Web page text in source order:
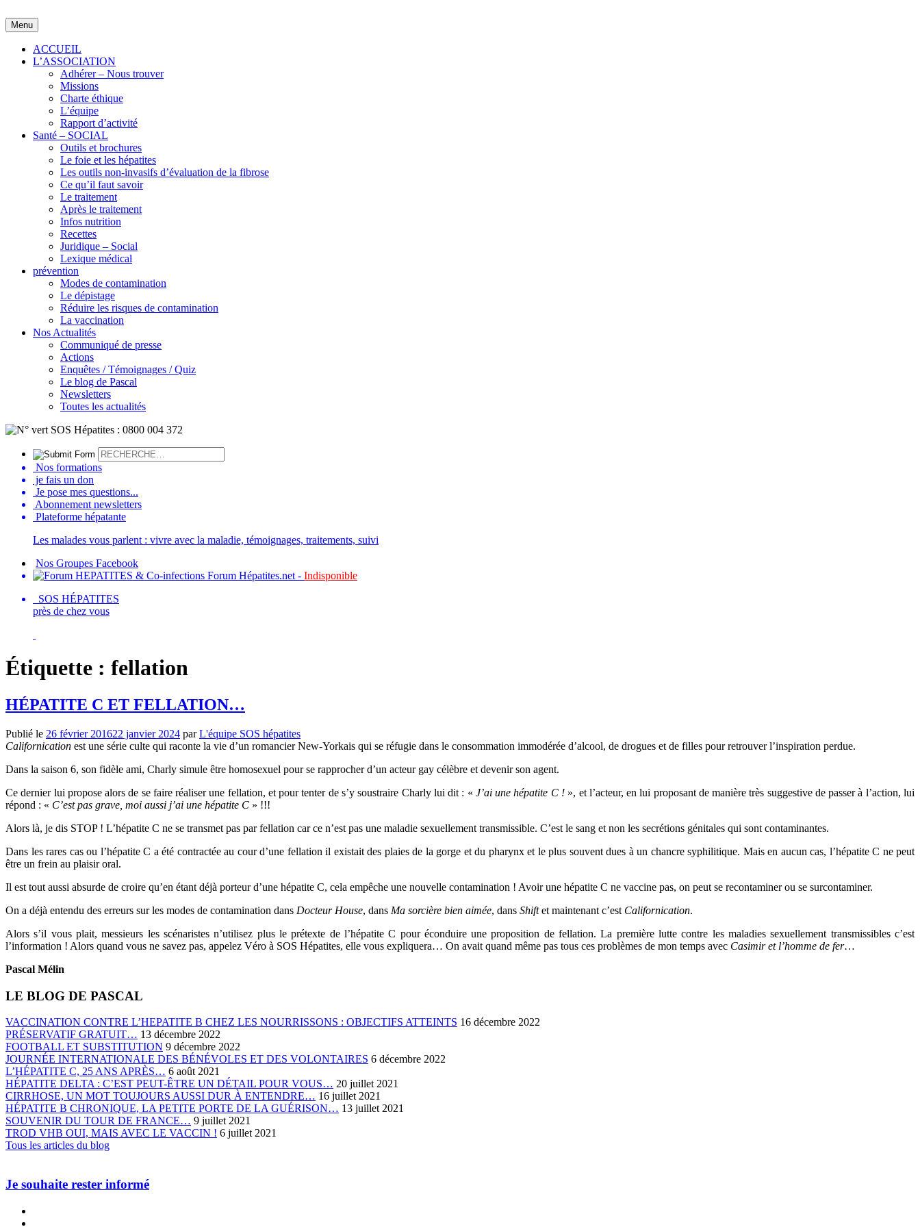
to
content
Menu
ACCUEIL
L’ASSOCIATION
Adhérer – Nous trouver
Missions
Charte éthique
L’équipe
Rapport d’activité
Santé – SOCIAL
Outils et brochures
Le foie et les hépatites
Les outils non-invasifs d’évaluation de la fibrose
Ce qu’il faut savoir
Le traitement
Après le traitement
Infos nutrition
Recettes
Juridique – Social
Lexique médical
prévention
Modes de contamination
Le dépistage
Réduire les risques de contamination
La vaccination
Nos Actualités
Communiqué de presse
Actions
Enquêtes / Témoignages / Quiz
Le blog de Pascal
Newsletters
Toutes les actualités
Nos formations
je fais un don
Je pose mes questions...
Abonnement newsletters
Plateforme hépatante
Les malades vous parlent : vivre avec la maladie, témoignages, traitements, suivi
Nos Groupes Facebook
Forum Hépatites.net - Indisponible
SOS HÉPATITES
près de chez vous
Étiquette : fellation
HÉPATITE C ET FELLATION…
Publié le 26 février 201622 janvier 2024 parL'équipe SOS hépatites
Californication est une série culte qui raconte la vie d’un romancier New-Yorkais qui se réfugie dans le consommation immodérée d’alcool, de drogues et de filles pour retrouver l’inspiration perdue.
Dans la saison 6, son fidèle ami, Charly simule être homosexuel pour se rapprocher d’un acteur gay célèbre et devenir son agent.
Ce dernier lui propose alors de se faire réaliser une fellation, et pour tenter de s’y soustraire Charly lui dit : « J’ai une hépatite C !», et l’acteur, en lui proposant de manière très suggestive de passer à l’action, lui
répond : « C’est pas grave, moi aussi j’ai une hépatite C » !!!
Alors là, je dis STOP ! L’hépatite C ne se transmet pas par fellation car ce n’est pas une maladie sexuellement transmissible. C’est le sang et non les secrétions génitales qui sont contaminantes.
Dans les rares cas ou l’hépatite C a été contractée au cour d’une fellation il existait des plaies de la gorge et du pharynx et le plus souvent dues à un chancre syphilitique. Mais en aucun cas, l’hépatite C ne peut
être un frein au plaisir oral.
Il est tout aussi absurde de croire qu’en étant déjà porteur d’une hépatite C, cela empêche une nouvelle contamination ! Avoir une hépatite C ne vaccine pas, on peut se recontaminer ou se surcontaminer.
On a déjà entendu des erreurs sur les modes de contamination dans Docteur House, dans Ma sorcière bien aimée, dans Shiftet maintenant c’est Californication.
Alors s’il vous plait, messieurs les scénaristes n’utilisez plus le prétexte de l’hépatite C pour éconduire une proposition de fellation. La première lutte contre les maladies sexuellement transmissibles c’est
l’information ! Alors quand vous ne savez pas, appelez Véro à SOS Hépatites, elle vous expliquera… On avait quand même pas tous ces problèmes de mon temps avec Casimir et l’homme de fer…
Pascal Mélin
LE BLOG DE PASCAL
VACCINATION CONTRE L’HEPATITE B CHEZ LES NOURRISSONS : OBJECTIFS ATTEINTS 16 décembre 2022
PRÉSERVATIF GRATUIT… 13 décembre 2022
FOOTBALL ET SUBSTITUTION 9 décembre 2022
JOURNÉE INTERNATIONALE DES BÉNÉVOLES ET DES VOLONTAIRES 6 décembre 2022
L’HÉPATITE C, 25 ANS APRÈS… 6 août 2021
HÉPATITE DELTA : C’EST PEUT-ÊTRE UN DÉTAIL POUR VOUS… 20 juillet 2021
CIRRHOSE, UN MOT TOUJOURS AUSSI DUR À ENTENDRE… 16 juillet 2021
HÉPATITE B CHRONIQUE, LA PETITE PORTE DE LA GUÉRISON… 13 juillet 2021
SOUVENIR DU TOUR DE FRANCE… 9 juillet 2021
TROD VHB OUI, MAIS AVEC LE VACCIN ! 6 juillet 2021
Tous les articles du blog
Je souhaite rester informé